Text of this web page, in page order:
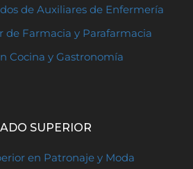
de Auxiliares de Enfermería
de Farmacia y Parafarmacia
Cocina y Gastronomía
SUPERIOR
en Patronaje y Moda